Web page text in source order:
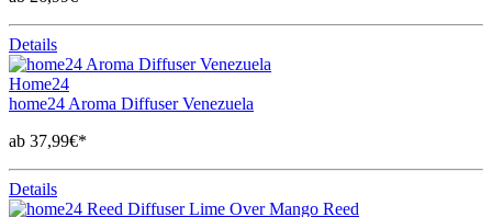
Details
Home24
home24 Aroma Diffuser Venezuela
ab 37,99€*
Details